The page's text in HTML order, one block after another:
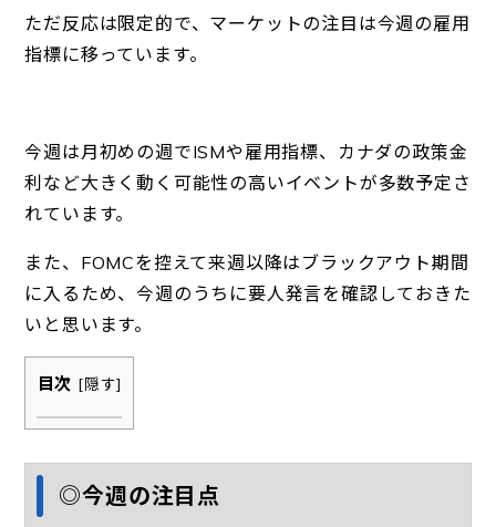
ただ反応は限定的で、マーケットの注目は今週の雇用
指標に移っています。
今週は月初めの週でISMや雇用指標、カナダの政策金
利など大きく動く可能性の高いイベントが多数予定さ
れています。
また、FOMCを控えて来週以降はブラックアウト期間
に入るため、今週のうちに要人発言を確認しておきた
いと思います。
目次 [隠す]
◎今週の注目点